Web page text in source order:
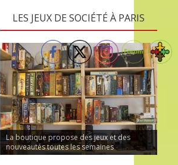
LES JEUX DE SOCIÉTÉ À PARIS
La boutique propose des jeux et des
nouveautés toutes les semaines